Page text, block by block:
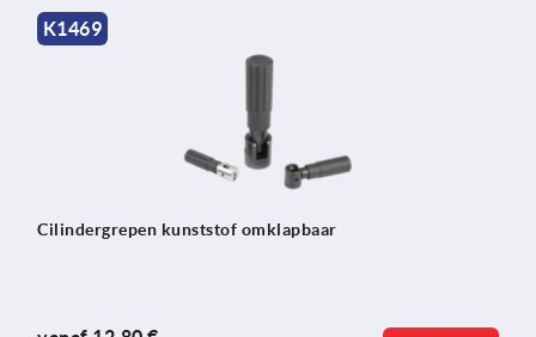
K1469
Cilindergrepen kunststof omklapbaar